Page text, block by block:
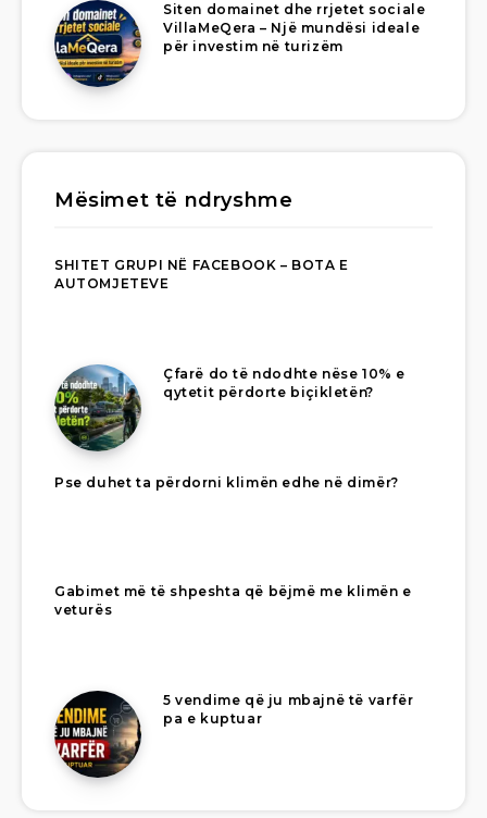
Siten domainet dhe rrjetet sociale
VillaMeQera – Një mundësi ideale
për investim në turizëm
Mësimet të ndryshme
SHITET GRUPI NË FACEBOOK – BOTA E
AUTOMJETEVE
Çfarë do të ndodhte nëse 10% e
qytetit përdorte biçikletën?
Pse duhet ta përdorni klimën edhe në dimër?
Gabimet më të shpeshta që bëjmë me klimën e
veturës
5 vendime që ju mbajnë të varfër
pa e kuptuar